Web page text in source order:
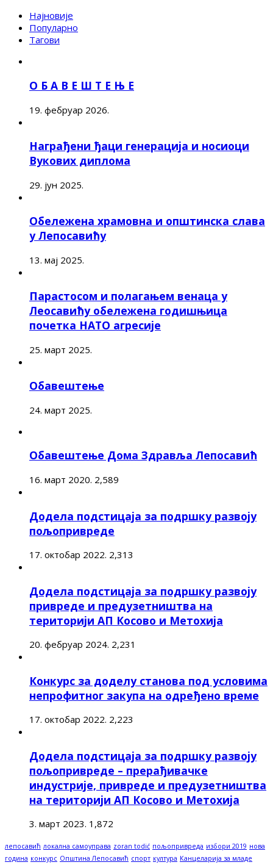
Најновије
Популарно
Тагови
О Б А В Е Ш Т Е Њ Е
19. фебруар 2026.
Награђени ђаци генерација и носиоци
Вукових диплома
29. јун 2025.
Обележена храмовна и општинска слава
у Лепосавићу
13. мај 2025.
Парастосом и полагањем венаца у
Леосавићу обележена годишњица
почетка НАТО агресије
25. март 2025.
Обавештење
24. март 2025.
Обавештење Дома Здравља Лепосавић
16. март 2020. 2,589
Додела подстицаја за подршку развоју
пољопривреде
17. октобар 2022. 2,313
Додела подстицаја за подршку развоју
привреде и предузетништва на
територији АП Косово и Метохија
20. фебруар 2024. 2,231
Конкурс за доделу станова под условима
непрофитног закупа на одређено време
17. октобар 2022. 2,223
Додела подстицаја за подршку развоју
пољопривреде – прерађивачке
индустрије, привреде и предузетништва
на територији АП Косово и Метохија
3. март 2023. 1,872
лепосавић локална самоуправа zoran todić пољопривреда избори 2019 нова
година конкурс Општина Лепосавић спорт култура Канцеларија за младе